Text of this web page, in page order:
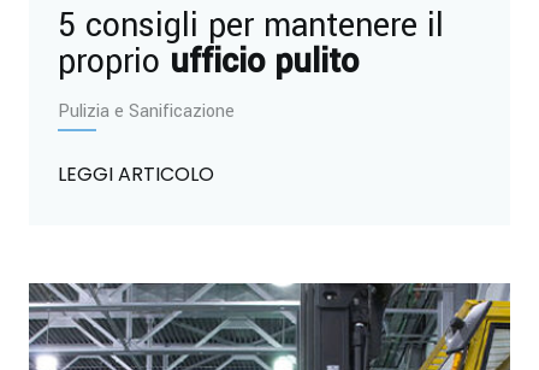
5 consigli per mantenere il
proprio ufficio pulito
Pulizia e Sanificazione
LEGGI ARTICOLO